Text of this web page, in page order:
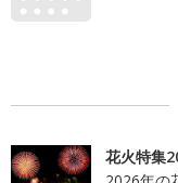
花火特集